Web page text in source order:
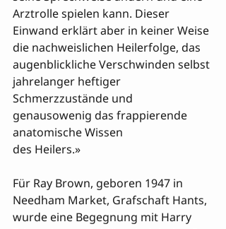
Arztrolle spielen kann. Dieser
Einwand erklärt aber in keiner Weise
die nachweislichen Heilerfolge, das
augenblickliche Verschwinden selbst
jahrelanger heftiger
Schmerzzustände und
genausowenig das frappierende
anatomische Wissen
des Heilers.»
Für Ray Brown, geboren 1947 in
Needham Market, Grafschaft Hants,
wurde eine Begegnung mit Harry